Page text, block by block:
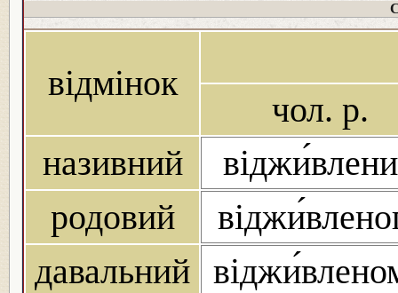
відмінок
чол. р.
називний
родовий
давальний